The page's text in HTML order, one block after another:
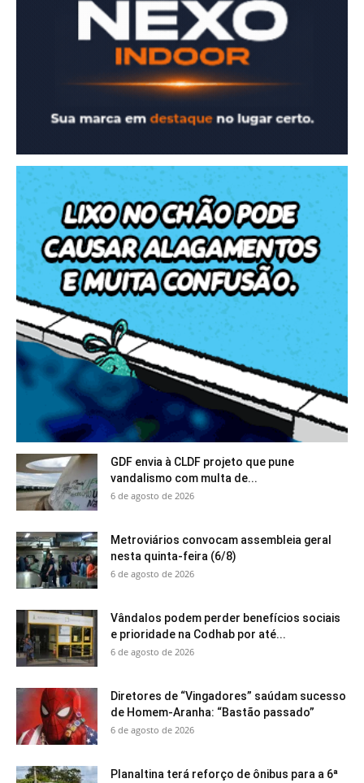
GDF envia à CLDF projeto que pune
vandalismo com multa de...
6 de agosto de 2026
Metroviários convocam assembleia geral
nesta quinta-feira (6/8)
6 de agosto de 2026
Vândalos podem perder benefícios sociais
e prioridade na Codhab por até...
6 de agosto de 2026
Diretores de “Vingadores” saúdam sucesso
de Homem-Aranha: “Bastão passado”
6 de agosto de 2026
Planaltina terá reforço de ônibus para a 6ª